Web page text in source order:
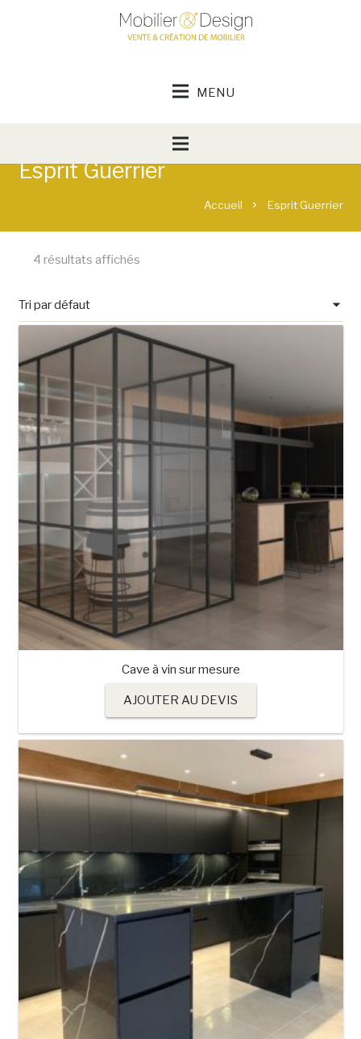
Esprit Guerrier
Accueil chevron_right Esprit Guerrier
4 résultats affichés
Cave à vin sur mesure
AJOUTER AU DEVIS